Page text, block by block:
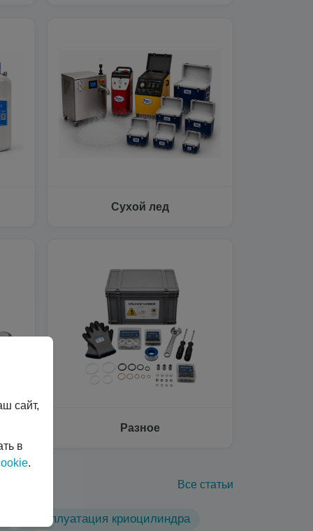
Сухой лед
Разное
Все статьи
#Эксплуатация криоцилиндра
сайт,
в
.